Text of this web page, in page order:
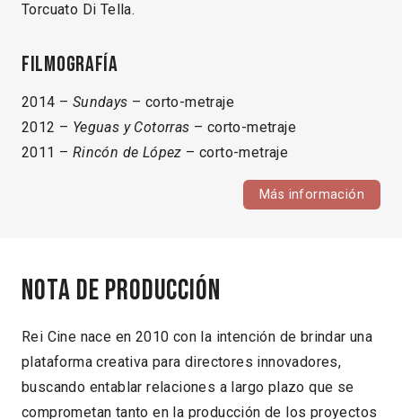
Torcuato Di Tella.
Filmografía
2014 – Sundays – corto-metraje
2012 – Yeguas y Cotorras – corto-metraje
2011 – Rincón de López – corto-metraje
Más información
Nota de producción
Rei Cine nace en 2010 con la intención de brindar una
plataforma creativa para directores innovadores,
buscando entablar relaciones a largo plazo que se
comprometan tanto en la producción de los proyectos